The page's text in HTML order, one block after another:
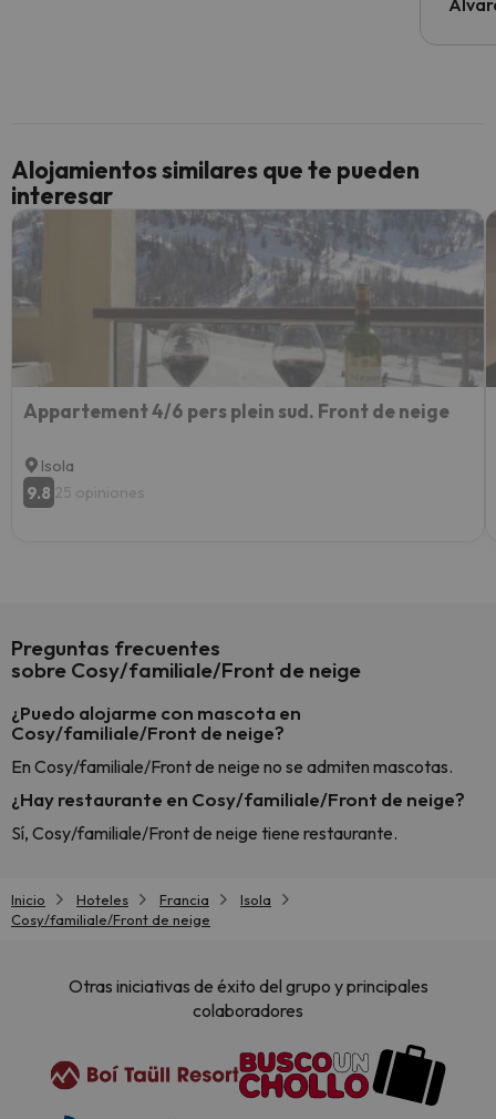
culpa
Alojamientos similares que te pueden
interesar
Appartement 4/6 pers plein sud. Front de neige
Isola
9.8 25 opiniones
Preguntas frecuentes
sobre Cosy/familiale/Front de neige
¿Puedo alojarme con mascota en
Cosy/familiale/Front de neige?
En Cosy/familiale/Front de neige no se admiten mascotas.
¿Hay restaurante en Cosy/familiale/Front de neige?
Sí, Cosy/familiale/Front de neige tiene restaurante.
Inicio Hoteles Francia
Isola
Cosy/familiale/Front de neige
Otras iniciativas de éxito del grupo y principales
colaboradores